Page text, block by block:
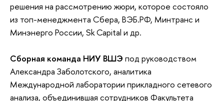
решения на рассмотрению жюри, которое состояло
из топ-менеджмента Сбера, ВЭБ.РФ, Минтранс и
Минэнерго России, Sk Capital и др.
Сборная команда НИУ ВШЭ под руководством
Александра Заболотского, аналитика
Международной лаборатории прикладного сетевого
анализа, объединившая сотрудников Факультета